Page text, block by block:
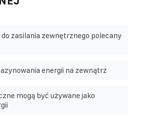
zasilania zewnętrznego polecany
energii na zewnątrz
mogą być używane jako